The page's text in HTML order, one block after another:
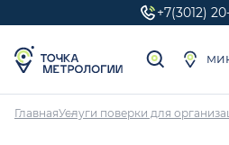
+7(3012)
ГлавнаяУслуги поверки для